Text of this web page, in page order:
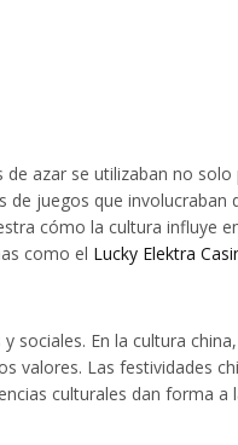
azar se utilizaban no solo
juegos que involucraban
cómo la cultura influye
como el Lucky Elektra
sociales. En la cultura
valores. Las festividades
culturales dan forma a